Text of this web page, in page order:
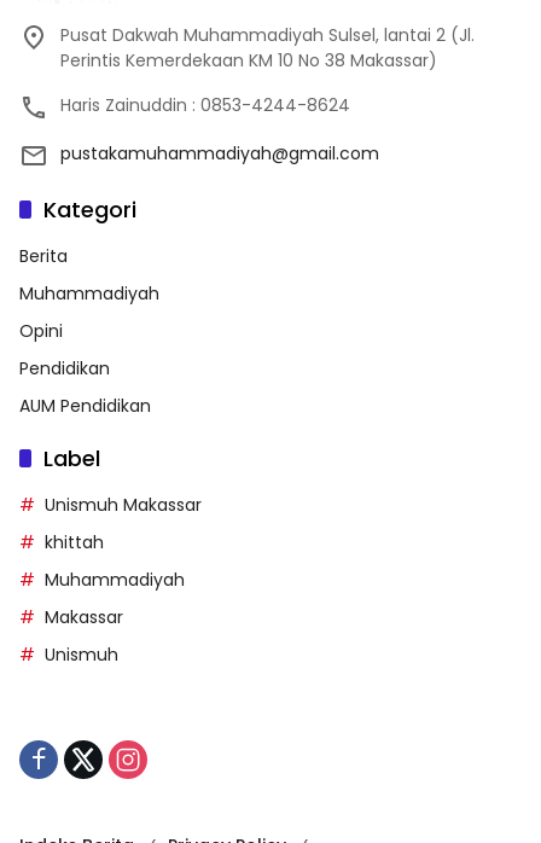
Pusat Dakwah Muhammadiyah Sulsel, lantai 2 (Jl.
Perintis Kemerdekaan KM 10 No 38 Makassar)
Haris Zainuddin : 0853-4244-8624
pustakamuhammadiyah@gmail.com
Kategori
Berita
Muhammadiyah
Opini
Pendidikan
AUM Pendidikan
Label
Unismuh Makassar
khittah
Muhammadiyah
Makassar
Unismuh